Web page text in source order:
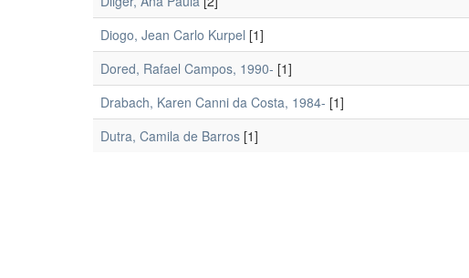
Diogo, Jean Carlo Kurpel [1]
Dored, Rafael Campos, 1990- [1]
Drabach, Karen Canni da Costa, 1984- [1]
Dutra, Camila de Barros [1]